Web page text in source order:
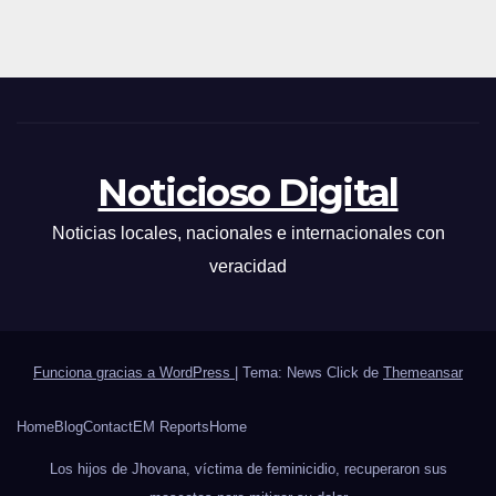
Noticioso Digital
Noticias locales, nacionales e internacionales con
veracidad
Funciona gracias a WordPress Tema: News Click de Themeansar
HomeBlogContactEM ReportsHome
Los hijos de Jhovana, víctima de feminicidio, recuperaron sus